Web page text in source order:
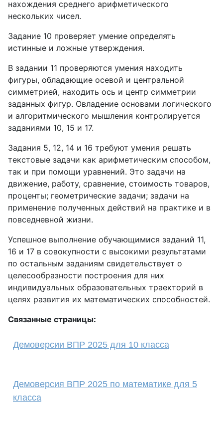
нахождения среднего арифметического
нескольких чисел.
Задание 10 проверяет умение определять
истинные и ложные утверждения.
В задании 11 проверяются умения находить
фигуры, обладающие осевой и центральной
симметрией, находить ось и центр симметрии
заданных фигур. Овладение основами логического
и алгоритмического мышления контролируется
заданиями 10, 15 и 17.
Задания 5, 12, 14 и 16 требуют умения решать
текстовые задачи как арифметическим способом,
так и при помощи уравнений. Это задачи на
движение, работу, сравнение, стоимость товаров,
проценты; геометрические задачи; задачи на
применение полученных действий на практике и в
повседневной жизни.
Успешное выполнение обучающимися заданий 11,
16 и 17 в совокупности с высокими результатами
по остальным заданиям свидетельствует о
целесообразности построения для них
индивидуальных образовательных траекторий в
целях развития их математических способностей.
Связанные страницы:
Демоверсии ВПР 2025 для 10 класса
Демоверсия ВПР 2025 по математике для 5
класса